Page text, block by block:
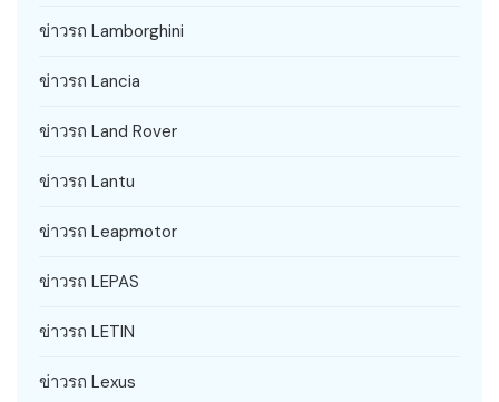
ข่าวรถ Lamborghini
ข่าวรถ Lancia
ข่าวรถ Land Rover
ข่าวรถ Lantu
ข่าวรถ Leapmotor
ข่าวรถ LEPAS
ข่าวรถ LETIN
ข่าวรถ Lexus